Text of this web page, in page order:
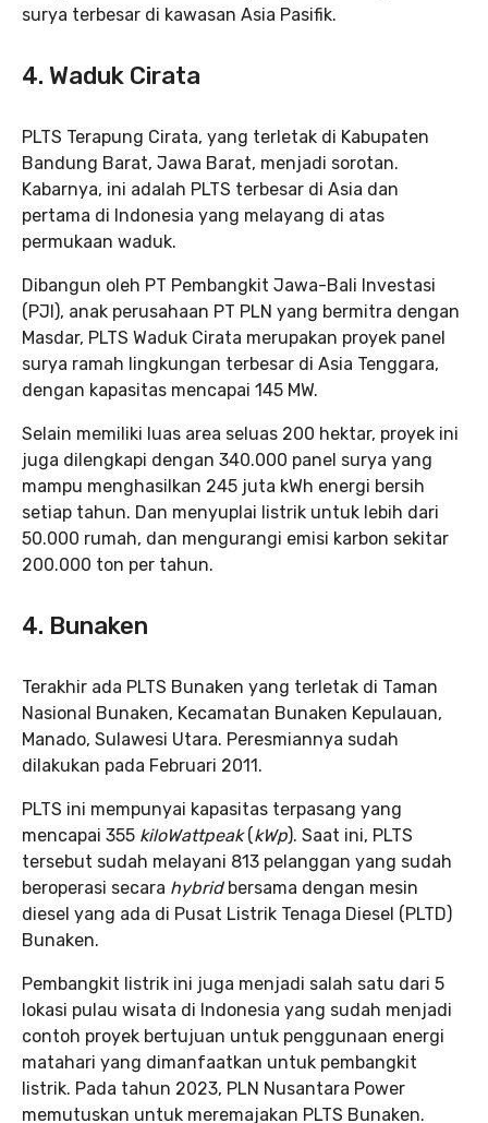
surya terbesar di kawasan Asia Pasifik.
4. Waduk Cirata
PLTS Terapung Cirata, yang terletak di Kabupaten
Bandung Barat, Jawa Barat, menjadi sorotan.
Kabarnya, ini adalah PLTS terbesar di Asia dan
pertama di Indonesia yang melayang di atas
permukaan waduk.
Dibangun oleh PT Pembangkit Jawa-Bali Investasi
(PJI), anak perusahaan PT PLN yang bermitra dengan
Masdar, PLTS Waduk Cirata merupakan proyek panel
surya ramah lingkungan terbesar di Asia Tenggara,
dengan kapasitas mencapai 145 MW.
Selain memiliki luas area seluas 200 hektar, proyek ini
juga dilengkapi dengan 340.000 panel surya yang
mampu menghasilkan 245 juta kWh energi bersih
setiap tahun. Dan menyuplai listrik untuk lebih dari
50.000 rumah, dan mengurangi emisi karbon sekitar
200.000 ton per tahun.
4. Bunaken
Terakhir ada PLTS Bunaken yang terletak di Taman
Nasional Bunaken, Kecamatan Bunaken Kepulauan,
Manado, Sulawesi Utara. Peresmiannya sudah
dilakukan pada Februari 2011.
PLTS ini mempunyai kapasitas terpasang yang
mencapai 355 kiloWattpeak(kWp). Saat ini, PLTS
tersebut sudah melayani 813 pelanggan yang sudah
beroperasi secara hybrid bersama dengan mesin
diesel yang ada di Pusat Listrik Tenaga Diesel (PLTD)
Bunaken.
Pembangkit listrik ini juga menjadi salah satu dari 5
lokasi pulau wisata di Indonesia yang sudah menjadi
contoh proyek bertujuan untuk penggunaan energi
matahari yang dimanfaatkan untuk pembangkit
listrik. Pada tahun 2023, PLN Nusantara Power
memutuskan untuk meremajakan PLTS Bunaken.